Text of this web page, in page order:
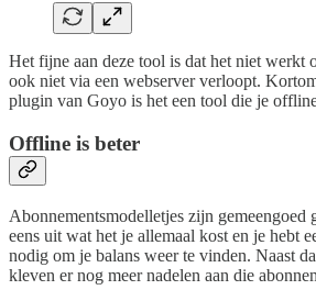
Het fijne aan deze tool is dat het niet werkt
ook niet via een webserver verloopt.
plugin van Goyo is het een tool die je
Offline is beter
Abonnementsmodelletjes zijn gemeengoed
eens uit wat het je allemaal kost en je hebt
nodig om je balans weer te vinden. Naast
kleven er nog meer nadelen aan die